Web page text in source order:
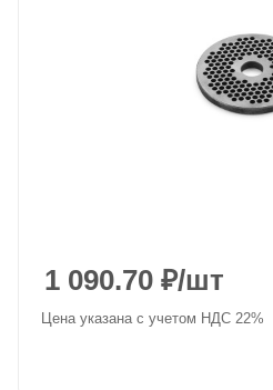
1 090.70 ₽/шт
Цена указана с учетом НДС 22%